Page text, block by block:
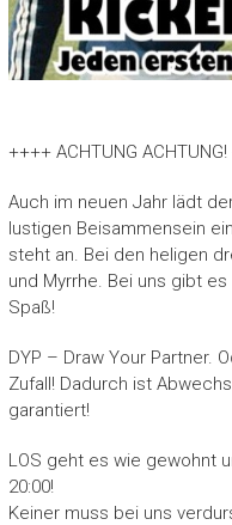
++++ ACHTUNG
Auch im neuen Jahr lädt
lustigen Beisammensein
steht an. Bei den heligen
und Myrrhe. Bei uns gibt
Spaß!
DYP – Draw Your Partner.
Zufall! Dadurch ist
garantiert!
LOS geht es wie gewohnt
20:00!
Keiner muss bei uns